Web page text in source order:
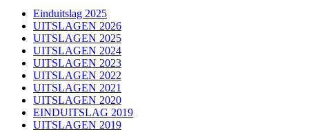
Einduitslag 2025
UITSLAGEN 2026
UITSLAGEN 2025
UITSLAGEN 2024
UITSLAGEN 2023
UITSLAGEN 2022
UITSLAGEN 2021
UITSLAGEN 2020
EINDUITSLAG 2019
UITSLAGEN 2019